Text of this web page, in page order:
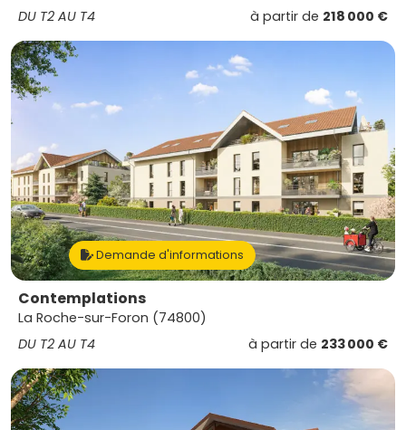
DU T2 AU T4
à partir de 218 000 €
Demande d'informations
Contemplations
La Roche-sur-Foron (74800)
DU T2 AU T4
à partir de 233 000 €